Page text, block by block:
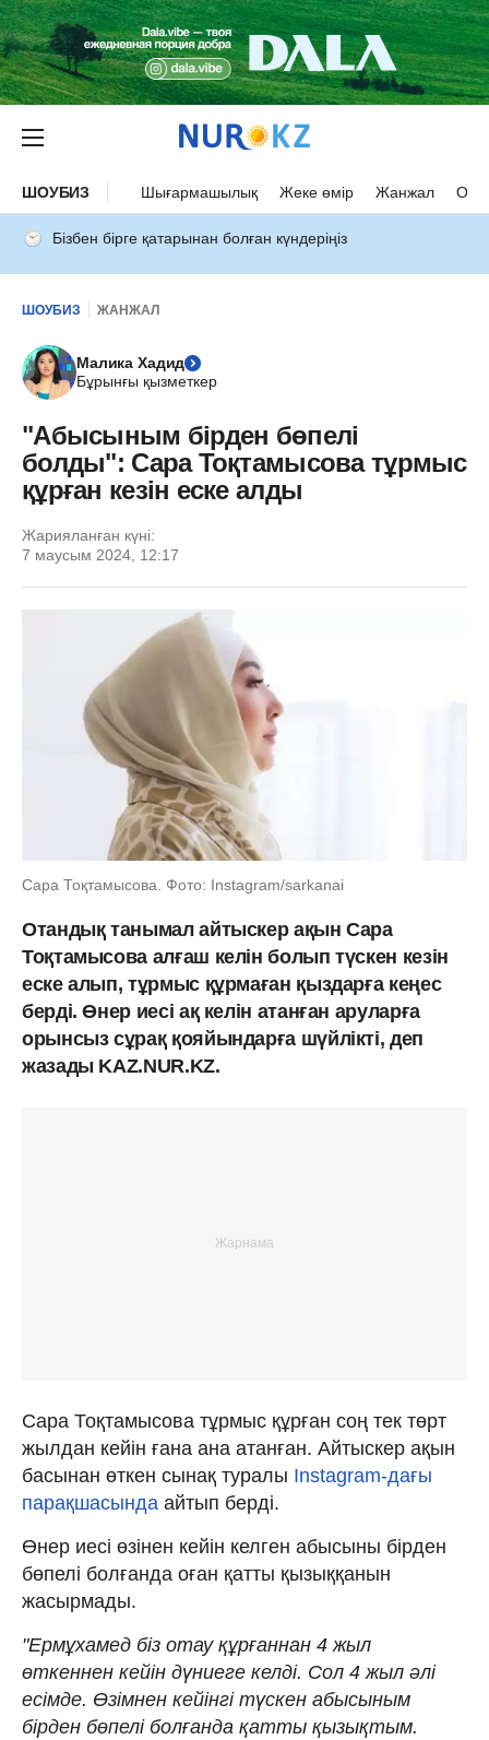
ШОУБИЗ Шығармашылық Жеке өмір Жанжал
Бізбен бірге қатарынан болған күндеріңіз
ШОУБИЗ ЖАНЖАЛ
Малика Хадид
Бұрынғы қызметкер
"Абысыным бірден бөпелі
болды": Сара Тоқтамысова тұрмыс
құрған кезін еске алды
Жарияланған күні:
7 маусым 2024, 12:17
Сара Тоқтамысова. Фото: Instagram/sarkanai
Отандық танымал айтыскер ақын Сара
Тоқтамысова алғаш келін болып түскен кезін
еске алып, тұрмыс құрмаған қыздарға кеңес
берді. Өнер иесі ақ келін атанған аруларға
орынсыз сұрақ қояйындарға шүйлікті, деп
жазады KAZ.NUR.KZ.
Сара Тоқтамысова тұрмыс құрған соң тек төрт
жылдан кейін ғана ана атанған. Айтыскер ақын
басынан өткен сынақ туралы Instagram-дағы
парақшасында айтып берді.
Өнер иесі өзінен кейін келген абысыны бірден
бөпелі болғанда оған қатты қызыққанын
жасырмады.
"Ермұхамед біз отау құрғаннан 4 жыл
өткеннен кейін дүниеге келді. Сол 4 жыл әлі
есімде. Өзімнен кейінгі түскен абысыным
бірден бөпелі болғанда қатты қызықтым.